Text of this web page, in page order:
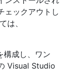
ェックアウトし
は、
成し、ワン
Visual Studio